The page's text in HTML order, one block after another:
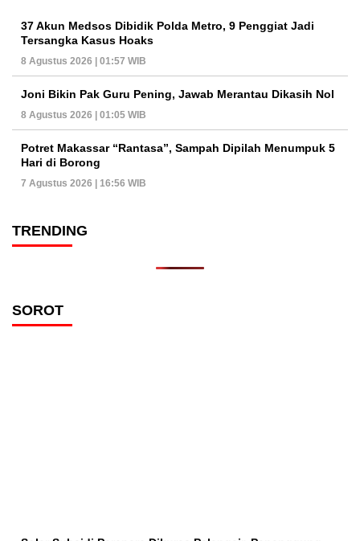
37 Akun Medsos Dibidik Polda Metro, 9 Penggiat Jadi
Tersangka Kasus Hoaks
8 Agustus 2026 | 01:57 WIB
Joni Bikin Pak Guru Pening, Jawab Merantau Dikasih Nol
8 Agustus 2026 | 01:05 WIB
Potret Makassar “Rantasa”, Sampah Dipilah Menumpuk 5
Hari di Borong
7 Agustus 2026 | 16:56 WIB
TRENDING
SOROT